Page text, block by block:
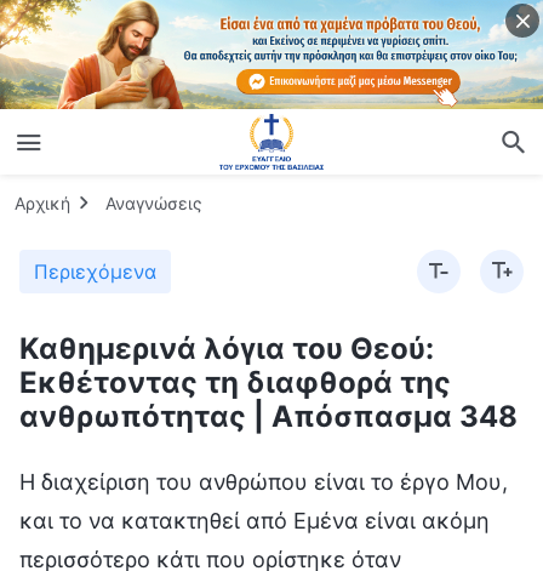
Αρχική Αναγνώσεις
Περιεχόμενα
Καθημερινά λόγια του Θεού:
Εκθέτοντας τη διαφθορά της
ανθρωπότητας | Απόσπασμα 348
Η διαχείριση του ανθρώπου είναι το έργο Μου,
και το να κατακτηθεί από Εμένα είναι ακόμη
περισσότερο κάτι που ορίστηκε όταν